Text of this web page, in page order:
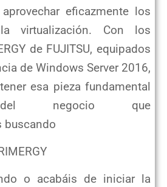
eficazmente los
virtualización. Con los
de FUJITSU, equipados
de Windows Server 2016,
esa pieza fundamental
del negocio que
buscando
o acabáis de iniciar la